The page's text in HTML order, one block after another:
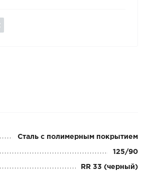
Сталь с полимерным покрытием
125/90
RR 33 (черный)